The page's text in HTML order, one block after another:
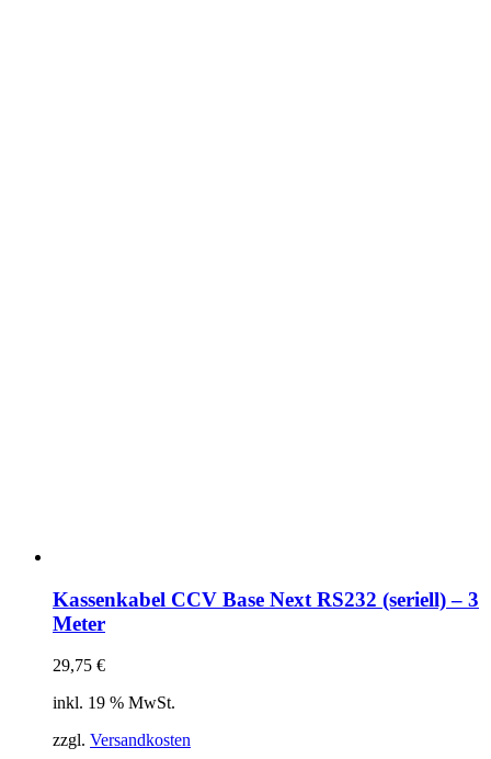
Kassenkabel CCV Base Next RS232 (seriell) – 3
Meter
29,75 €
inkl. 19 % MwSt.
zzgl. Versandkosten